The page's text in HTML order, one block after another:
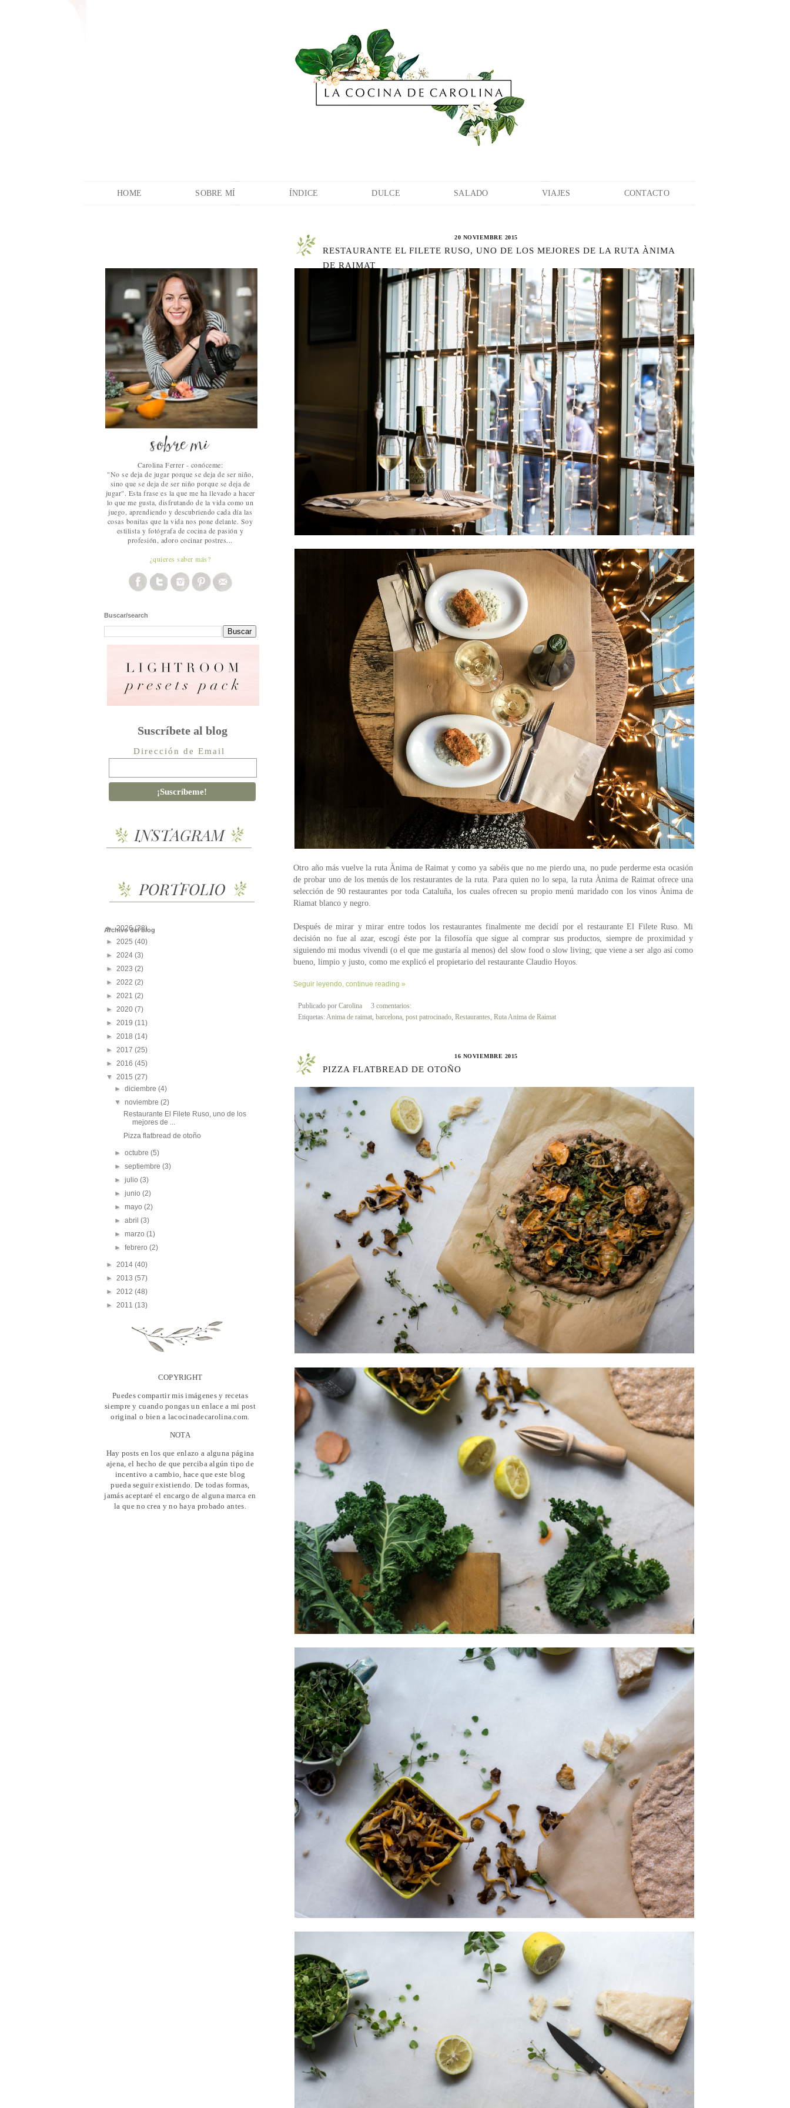
HOME SOBRE MÍ ÍNDICE DULCE SALADO VIAJES CONTACTO
20 NOVIEMBRE 2015
RESTAURANTE EL FILETE RUSO, UNO DE LOS MEJORES DE LA RUTA ÀNIMA
DE RAIMAT
Otro año más vuelve la ruta Ànima de Raimat y como ya sabéis que no me pierdo una, no pude perderme esta ocasión
de probar uno de los menús de los restaurantes de la ruta. Para quien no lo sepa, la ruta Ànima de Raimat ofrece una
selección de 90 restaurantes por toda Cataluña, los cuales ofrecen su propio menú maridado con los vinos Ànima de
Riamat blanco y negro.
Después de mirar y mirar entre todos los restaurantes finalmente me decidí por el restaurante El Filete Ruso. Mi
decisión no fue al azar, escogí éste por la filosofía que sigue al comprar sus productos, siempre de proximidad y
siguiendo mi modus vivendi (o el que me gustaría al menos) del slow food o slow living; que viene a ser algo así como
bueno, limpio y justo, como me explicó el propietario del restaurante Claudio Hoyos.
Seguir leyendo, continue reading »
Publicado por Carolina
3 comentarios:
Etiquetas: Anima de raimat barcelona post patrocinado Restaurantes Ruta Anima de Raimat
16 NOVIEMBRE 2015
PIZZA FLATBREAD DE OTOÑO
Carolina Ferrer - conóceme:
"No se deja de jugar porque se deja de ser niño,
sino que se deja de ser niño porque se deja de
jugar". Esta frase es la que me ha llevado a hacer
lo que me gusta, disfrutando de la vida como un
juego, aprendiendo y descubriendo cada día las
cosas bonitas que la vida nos pone delante. Soy
estilista y fotógrafa de cocina de pasión y
profesión, adoro cocinar postres...
¿quieres saber más?
Buscar/search
Suscríbete al blog
Dirección de Email
Archivo del blog
►2026(38)
► 2025 (40)
► 2024 (3)
► 2023 (2)
► 2022 (2)
► 2021 (2)
► 2020 (7)
► 2019 (11)
► 2018 (14)
► 2017 (25)
► 2016 (45)
▼ 2015 (27)
►diciembre(4)
▼noviembre(2)
Restaurante El Filete Ruso, uno de los
mejores de ...
Pizza flatbread de otoño
►octubre(5)
►septiembre(3)
►julio(3)
►junio(2)
►mayo(2)
►abril(3)
►marzo(1)
►febrero(2)
► 2014 (40)
► 2013 (57)
► 2012 (48)
► 2011 (13)
COPYRIGHT
Puedes compartir mis imágenes y recetas
siempre y cuando pongas un enlace a mi post
original o bien a lacocinadecarolina.com.
NOTA
Hay posts en los que enlazo a alguna página
ajena, el hecho de que perciba algún tipo de
incentivo a cambio, hace que este blog
pueda seguir existiendo. De todas formas,
jamás aceptaré el encargo de alguna marca en
la que no crea y no haya probado antes.